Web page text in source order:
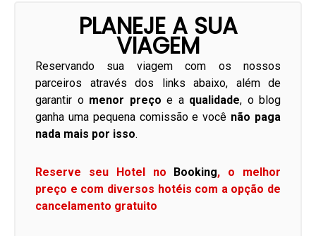
PLANEJE A SUA
VIAGEM
Reservando sua viagem com os nossos
parceiros através dos links abaixo, além de
garantir o menor preço e a qualidade, o blog
ganha uma pequena comissão e você não paga
nada mais por isso.
Reserve seu Hotel no Booking, o melhor
preço e com diversos hotéis com a opção de
cancelamento gratuito